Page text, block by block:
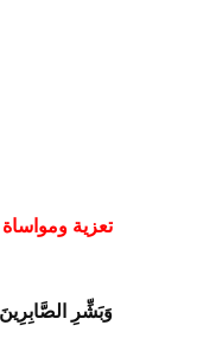
تعزية ومواساة
وَبَشِّرِ الصَّابِرِينَ